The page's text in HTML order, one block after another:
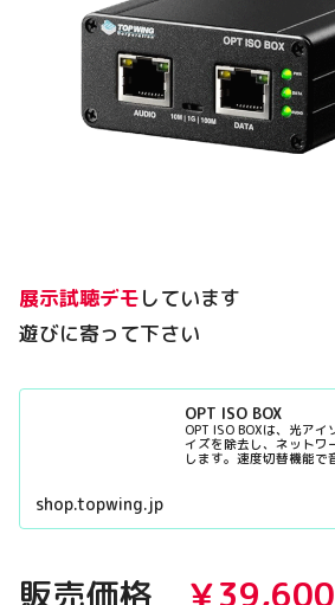
展示試聴デモしています
遊びに寄って下さい
OPT ISO BOX
OPT ISO BOXは、光ア
イズを除去し、ネットワ
します。速度切替機能で
shop.topwing.jp
販売価格 ￥39,600